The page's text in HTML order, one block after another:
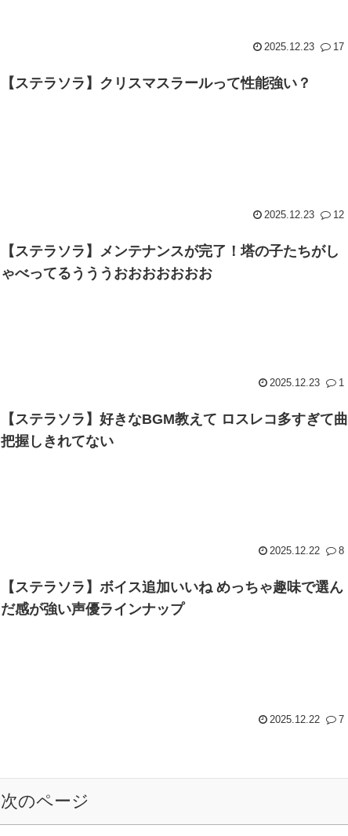
2025.12.23 17
【ステラソラ】クリスマスラールって性能強い？
2025.12.23 12
【ステラソラ】メンテナンスが完了！塔の子たちがし
ゃべってるうううおおおおおおお
2025.12.23 1
【ステラソラ】好きなBGM教えて ロスレコ多すぎて曲
把握しきれてない
2025.12.22 8
【ステラソラ】ボイス追加いいね めっちゃ趣味で選ん
だ感が強い声優ラインナップ
2025.12.22 7
次のページ